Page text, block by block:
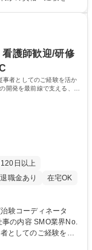
からの復帰率は90%
日祝休
。OJT期間は平均約3
ュニケーション能力
いて補足説明ができ
師 薬剤師
看護師歓迎/研修
者としてのご経験を活か
開発を最前線で支える、大
日以上
退職金あり
在宅OK
としてのご経験を活
す。新薬の開発を最